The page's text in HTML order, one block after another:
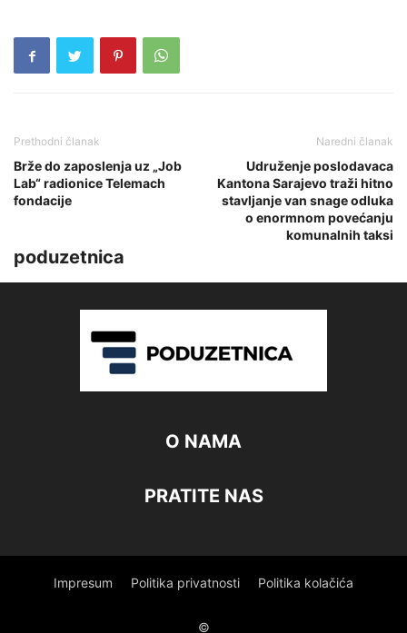
Prethodni članak
Brže do zaposlenja uz „Job
Lab“ radionice Telemach
fondacije
Naredni članak
Udruženje poslodavaca
Kantona Sarajevo traži hitno
stavljanje van snage odluka
o enormnom povećanju
komunalnih taksi
poduzetnica
O NAMA
PRATITE NAS
Impresum Politika privatnosti Politika kolačića
©